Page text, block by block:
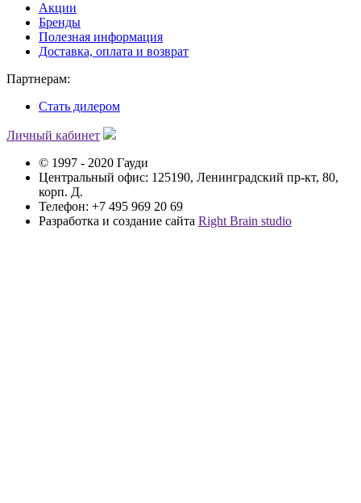
Акции
Бренды
Полезная информация
Доставка, оплата и возврат
Партнерам:
Стать дилером
Личный кабинет
© 1997 - 2020 Гауди
Центральный офис: 125190, Ленинградский пр-кт, 80,
корп. Д.
Телефон: +7 495 969 20 69
Разработка и создание сайта Right Brain studio